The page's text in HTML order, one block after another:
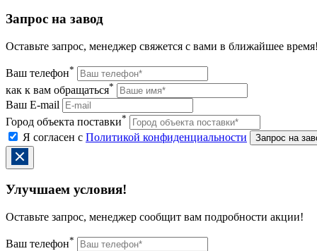
Запрос на завод
Оставьте запрос, менеджер свяжется с вами в ближайшее
Ваш телефон*
как к вам обращаться*
Ваш E-mail
Город объекта поставки*
Я согласен с Политикой конфиденциальности
Улучшаем условия!
Оставьте запрос, менеджер сообщит вам подробности акции!
Ваш телефон*